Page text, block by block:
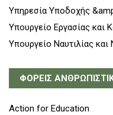
Υπηρεσία Υποδοχής
Υπουργείο Εργασίας και
Υπουργείο Ναυτιλίας
ΦΟΡΕΙΣ
Action for Education